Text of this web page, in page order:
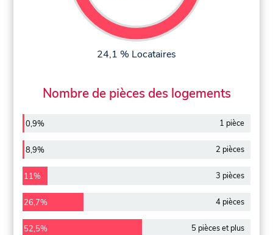
24,1 % Locataires
Nombre de pièces des logements
0,9% 1 pièce
8,9% 2 pièces
11% 3 pièces
26,7% 4 pièces
52,5% 5 pièces et plus